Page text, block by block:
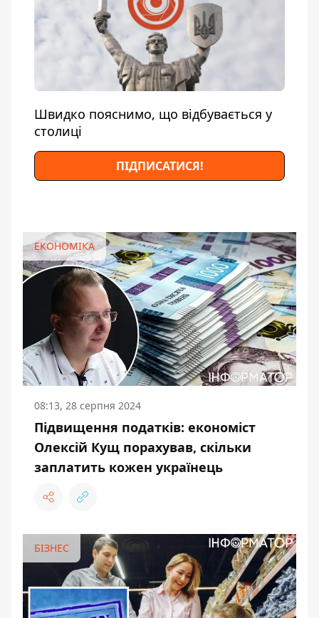
Швидко пояснимо, що відбувається у
столиці
ПІДПИСАТИСЯ!
ЕКОНОМІКА
08:13, 28 серпня 2024
Підвищення податків: економіст
Олексій Кущ порахував, скільки
заплатить кожен українець
БІЗНЕС